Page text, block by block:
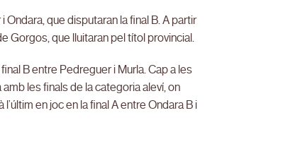
que disputaran la final B. A partir
Gorgos, que lluitaran pel títol provincial.
B entre Pedreguer i Murla. Cap a les
les finals de la categoria aleví, on
en joc en la final A entre Ondara B i